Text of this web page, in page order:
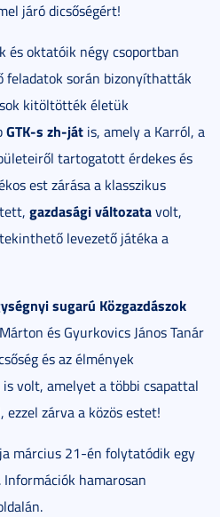
járó dicsőségért!
és oktatóik négy csoportban
során bizonyíthatták
kitöltötték életük
GTK-s zh-ját is, amely a Karról, a
tartogatott érdekes és
est zárása a klasszikus
gazdasági változatavolt,
levezető játéka a
sugarú Közgazdászok
és Gyurkovics János Tanár
és az élmények
volt, amelyet a többi csapattal
zárva a közös estet!
március 21-én folytatódik egy
hamarosan